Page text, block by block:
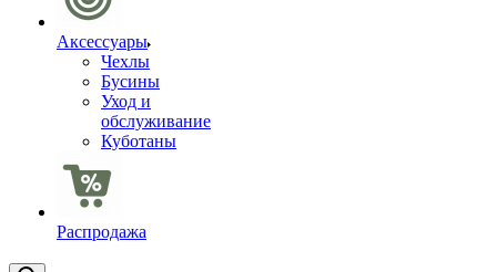
Аксессуары
Чехлы
Бусины
Уход и
обслуживание
Куботаны
Распродажа